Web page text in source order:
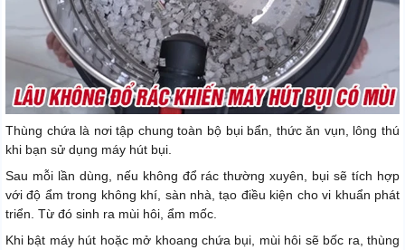
Thùng chứa là nơi tập chung toàn bộ bụi bẩn, thức ăn vụn, lông thú
khi bạn sử dụng máy hút bụi.
Sau mỗi lần dùng, nếu không đổ rác thường xuyên, bụi sẽ tích hợp
với độ ẩm trong không khí, sàn nhà, tạo điều kiện cho vi khuẩn phát
triển. Từ đó sinh ra mùi hôi, ẩm mốc.
Khi bật máy hút hoặc mở khoang chứa bụi, mùi hôi sẽ bốc ra, thùng